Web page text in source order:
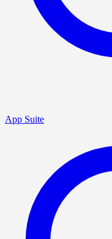
App Suite